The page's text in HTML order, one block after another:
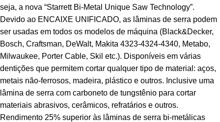
seja, a nova “Starrett Bi-Metal Unique Saw Technology”.
Devido ao ENCAIXE UNIFICADO, as lâminas de serra podem
ser usadas em todos os modelos de máquina (Black&Decker,
Bosch, Craftsman, DeWalt, Makita 4323-4324-4340, Metabo,
Milwaukee, Porter Cable, Skil etc.). Disponíveis em várias
dentições que permitem cortar qualquer tipo de material: aços,
metais não-ferrosos, madeira, plástico e outros. Inclusive uma
lâmina de serra com carboneto de tungstênio para cortar
materiais abrasivos, cerâmicos, refratários e outros.
Rendimento 25% superior às lâminas de serra bi-metálicas